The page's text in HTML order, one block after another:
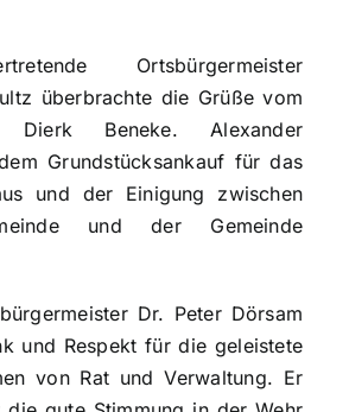
Ortsbürgermeister
überbrachte die Grüße vom
Dierk Beneke. Alexander
Grundstücksankauf für das
und der Einigung zwischen
und der Gemeinde
Dr. Peter Dörsam
und Respekt für die geleistete
von Rat und Verwaltung. Er